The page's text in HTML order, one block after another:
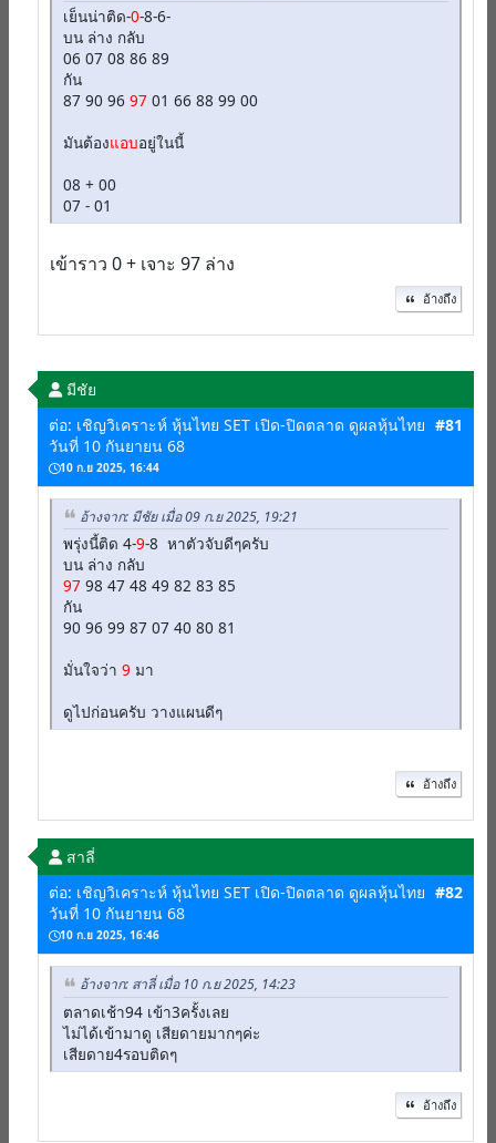
เย็นน่าติด-0-8-6-
บน ล่าง กลับ
06 07 08 86 89
กัน
87 90 96 97 01 66 88 99 00
มันต้องแอบอยู่ในนี้
08 + 00
07 - 01
เข้าราว 0 + เจาะ 97 ล่าง
อ้างถึง
มีชัย
ต่อ: เชิญวิเคราะห์ หุ้นไทย SET เปิด-ปิดตลาด ดูผลหุ้นไทย
วันที่ 10 กันยายน 68
10 ก.ย 2025, 16:44
#81
อ้างจาก: มีชัย เมื่อ 09 ก.ย 2025, 19:21
พรุ่งนี้ติด 4-9-8 หาตัวจับดีๆครับ
บน ล่าง กลับ
97 98 47 48 49 82 83 85
กัน
90 96 99 87 07 40 80 81
มั่นใจว่า 9 มา
ดูไปก่อนครับ วางแผนดีๆ
อ้างถึง
สาลี่
ต่อ: เชิญวิเคราะห์ หุ้นไทย SET เปิด-ปิดตลาด ดูผลหุ้นไทย
วันที่ 10 กันยายน 68
10 ก.ย 2025, 16:46
#82
อ้างจาก: สาลี่ เมื่อ 10 ก.ย 2025, 14:23
ตลาดเช้า94 เข้า3ครั้งเลย
ไม่ได้เข้ามาดู เสียดายมากๆค่ะ
เสียดาย4รอบติดๆ
อ้างถึง